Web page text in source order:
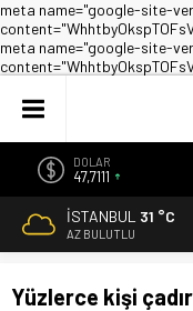
meta name="google-site-
meta name="google-site-
DOLAR
47,7111
İSTANBUL 31 °C
AZ BULUTLU
Yüzlerce kişi